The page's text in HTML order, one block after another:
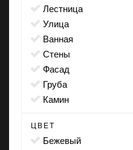
лестница
улица
ванная
стены
фасад
груба
камин
ЦВЕТ
бежевый